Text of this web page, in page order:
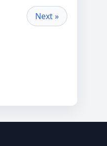
Next »